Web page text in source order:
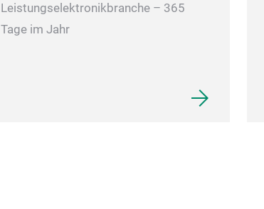
Leistungselektronikbranche – 365
Tage im Jahr